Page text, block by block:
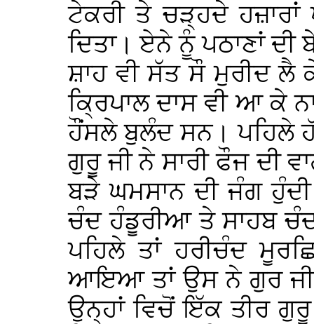
ਟੇਕਰੀ ਤੇ ਚੜ੍ਹਦੇ
ਦਿਤਾ। ਏਨੇ ਨੂੰ ਪਠਾਣਾਂ
ਸ਼ਾਹ ਵੀ ਸੱਤ ਸੌ ਮੁਰੀਦ
ਕ੍ਰਿਪਾਲ ਦਾਸ ਵੀ ਆ ਕੇ
ਹੌਂਸਲੇ ਬੁਲੰਦ ਸਨ। ਪਹਿਲੇ
ਗੁਰੂ ਜੀ ਨੇ ਸਾਰੀ ਫੌਜ ਦੀ
ਬੜੇ ਘਮਸਾਨ ਦੀ ਜੰਗ
ਚੰਦ ਹੰਡੂਰੀਆ ਤੇ ਸਾਹਬ
ਪਹਿਲੇ ਤਾਂ ਹਰੀਚੰਦ
ਆਇਆ ਤਾਂ ਉਸ ਨੇ ਗੁਰ ਜੀ
ਉਨ੍ਹਾਂ ਵਿਚੋਂ ਇੱਕ ਤੀਰ